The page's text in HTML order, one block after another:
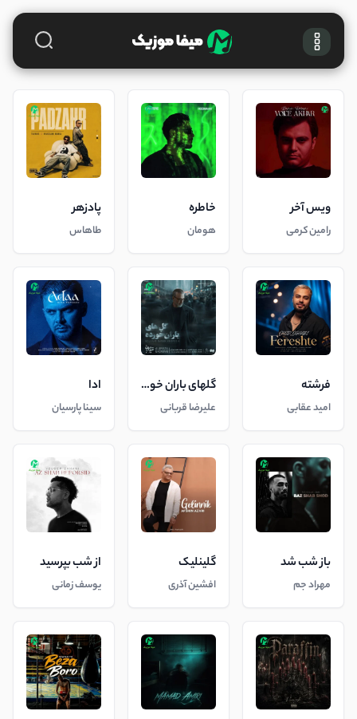
ویس آخر
رامین کرمی
خاطره
هومان
پادزهر
طاهاس
فرشته
امید عقابی
گلهای باران خورده
علیرضا قربانی
ادا
سینا پارسیان
باز شب شد
مهراد جم
گلینلیک
افشین آذری
از شب بپرسید
یوسف زمانی